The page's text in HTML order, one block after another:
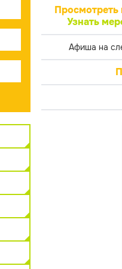
Просмотреть
Узнать
Афиша на